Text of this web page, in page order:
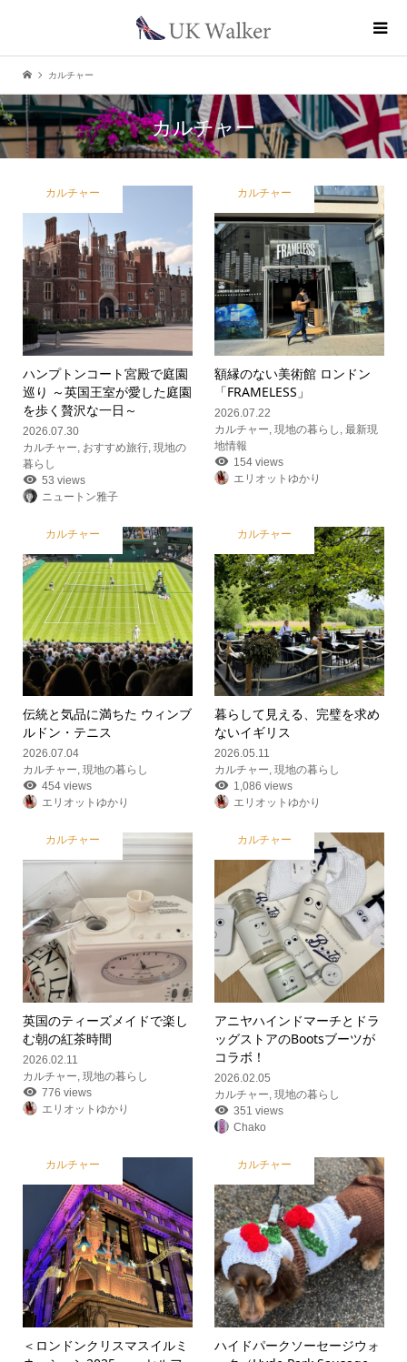
カルチャー
カルチャー
カルチャー
ハンプトンコート宮殿で庭園
巡り ～英国王室が愛した庭園
を歩く贅沢な一日～
2026.07.30
カルチャー おすすめ旅行, 現地の
暮らし
53 views
ニュートン雅子
カルチャー
額縁のない美術館 ロンドン
「FRAMELESS」
2026.07.22
カルチャー ,現地の暮らし ,最新現
地情報
154 views
エリオットゆかり
カルチャー
伝統と気品に満ちた ウィンブ
ルドン・テニス
2026.07.04
カルチャー, 現地の暮らし
454 views
エリオットゆかり
カルチャー
暮らして見える、完璧を求め
ないイギリス
2026.05.11
カルチャー,現地の暮らし
1,086 views
エリオットゆかり
カルチャー
英国のティーズメイドで楽し
む朝の紅茶時間
2026.02.11
カルチャー, 現地の暮らし
776 views
エリオットゆかり
カルチャー
アニヤハインドマーチとドラ
ッグストアのBootsブーツが
コラボ！
2026.02.05
カルチャー,現地の暮らし
351 views
Chako
カルチャー
＜ロンドンクリスマスイルミ
カルチャー
ハイドパークソーセージウォ